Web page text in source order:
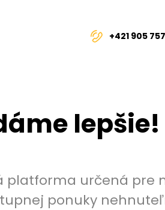
+421 905
lepšie!
platforma určená pre
ponuky